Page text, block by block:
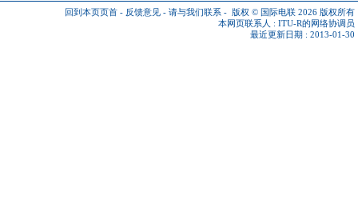
回到本页页首 - 反馈意见 - 请与我们联系 - 版权 © 国际电联 2026 版权所有
本网页联系人 : ITU-R的网络协调员
最近更新日期 : 2013-01-30